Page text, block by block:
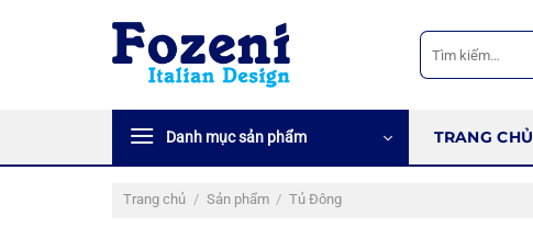
Tìm
kiếm:
Danh mục sản phẩm TRANG CHỦ
Trang chủ / Sản phẩm / Tủ Đông